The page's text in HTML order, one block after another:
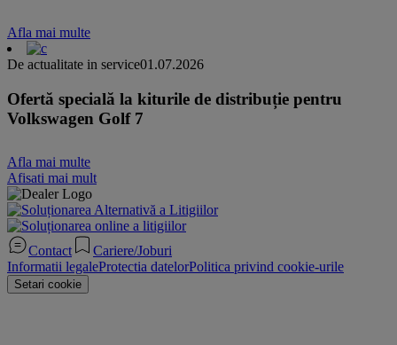
Afla mai multe
De actualitate in service01.07.2026
Ofertă specială la kiturile de distribuție pentru
Volkswagen Golf 7
Afla mai multe
Afisati mai mult
Contact
Cariere/Joburi
Informatii legaleProtectia datelorPolitica privind cookie-urile
Setari cookie